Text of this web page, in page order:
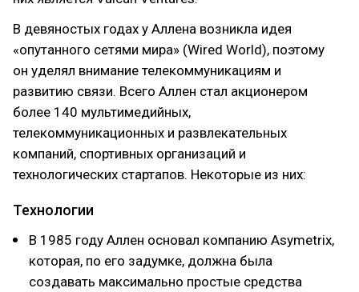
В девяностых годах у Аллена возникла идея
«опутанного сетями мира» (Wired World), поэтому
он уделял внимание телекоммуникациям и
развитию связи. Всего Аллен стал акционером
более 140 мультимедийных,
телекоммуникационных и развлекательных
компаний, спортивных организаций и
технологических стартапов. Некоторые из них:
Технологии
В 1985 году Аллен основал компанию Asymetrix,
которая, по его задумке, должна была
создавать максимально простые средства